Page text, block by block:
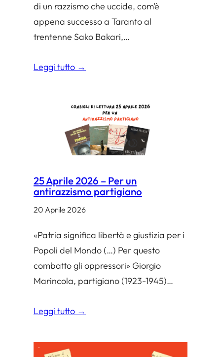
di un razzismo che uccide, com’è
appena successo a Taranto al
trentenne Sako Bakari,…
Leggi tutto →
25 Aprile 2026 – Per un
antirazzismo partigiano
20 Aprile 2026
«Patria significa libertà e giustizia per i
Popoli del Mondo (…) Per questo
combatto gli oppressori» Giorgio
Marincola, partigiano (1923-1945)…
Leggi tutto →